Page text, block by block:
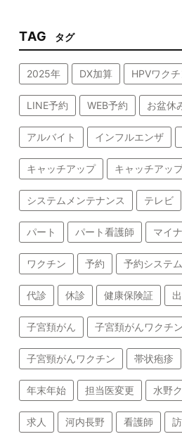
TAG タグ
2025年 DX加算 HPVワク
LINE予約 WEB予約 お盆休
アルバイト インフルエンザ
キャッチアップ キャッチアッ
システムメンテナンス テレビ
パート パート看護師 マイ
ワクチン 予約 予約システム
代診 休診 健康保険証
子宮頚がん 子宮頚がんワクチン
子宮頸がんワクチン 帯状疱疹
年末年始 担当医変更 水野
求人 河内長野 看護師